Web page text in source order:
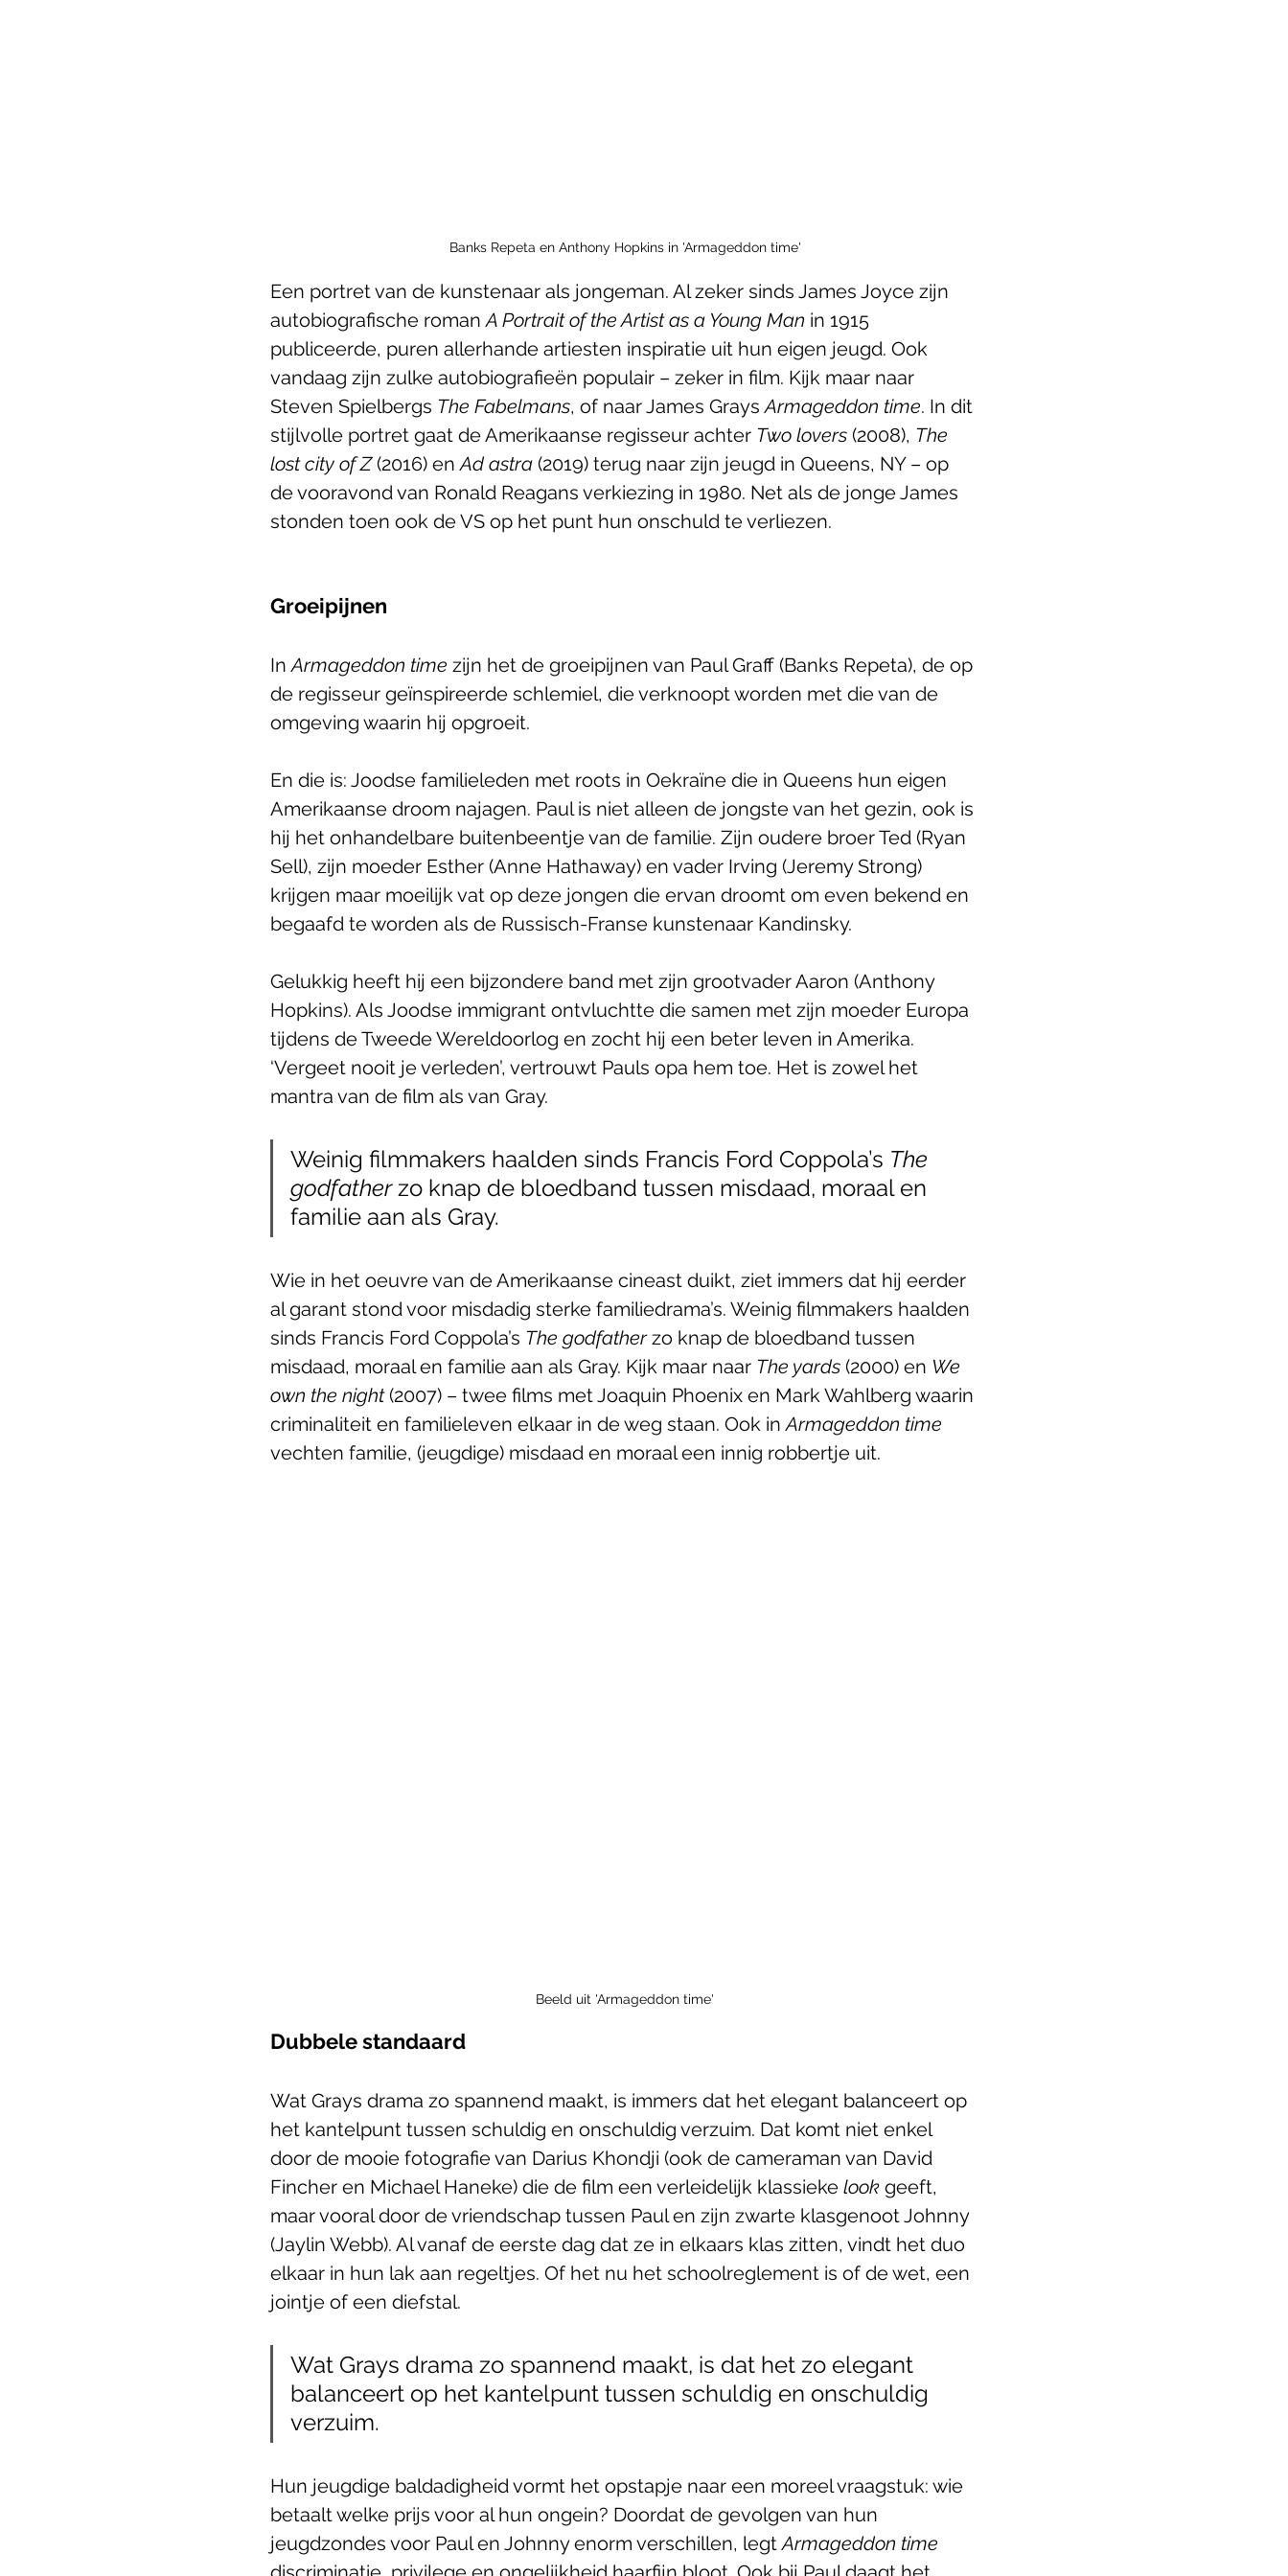
Banks Repeta en Anthony Hopkins in 'Armageddon time'
Een portret van de kunstenaar als jongeman. Al zeker sinds James Joyce zijn
autobiografische roman A Portrait of the Artist as a Young Man in 1915
publiceerde, puren allerhande artiesten inspiratie uit hun eigen jeugd. Ook
vandaag zijn zulke autobiografieën populair – zeker in film. Kijk maar naar
Steven Spielbergs The Fabelmans, of naar James Grays Armageddon time. In dit
stijlvolle portret gaat de Amerikaanse regisseur achter Two lovers (2008), The
lost city of Z (2016) en Ad astra (2019) terug naar zijn jeugd in Queens, NY – op
de vooravond van Ronald Reagans verkiezing in 1980. Net als de jonge James
stonden toen ook de VS op het punt hun onschuld te verliezen.
Groeipijnen
In Armageddon time zijn het de groeipijnen van Paul Graff (Banks Repeta), de op
de regisseur geïnspireerde schlemiel, die verknoopt worden met die van de
omgeving waarin hij opgroeit.
En die is: Joodse familieleden met roots in Oekraïne die in Queens hun eigen
Amerikaanse droom najagen. Paul is niet alleen de jongste van het gezin, ook is
hij het onhandelbare buitenbeentje van de familie. Zijn oudere broer Ted (Ryan
Sell), zijn moeder Esther (Anne Hathaway) en vader Irving (Jeremy Strong)
krijgen maar moeilijk vat op deze jongen die ervan droomt om even bekend en
begaafd te worden als de Russisch-Franse kunstenaar Kandinsky.
Gelukkig heeft hij een bijzondere band met zijn grootvader Aaron (Anthony
Hopkins). Als Joodse immigrant ontvluchtte die samen met zijn moeder Europa
tijdens de Tweede Wereldoorlog en zocht hij een beter leven in Amerika.
‘Vergeet nooit je verleden’, vertrouwt Pauls opa hem toe. Het is zowel het
mantra van de film als van Gray.
Weinig filmmakers haalden sinds Francis Ford Coppola’s The
godfather zo knap de bloedband tussen misdaad, moraal en
familie aan als Gray.
Wie in het oeuvre van de Amerikaanse cineast duikt, ziet immers dat hij eerder
al garant stond voor misdadig sterke familiedrama’s. Weinig filmmakers haalden
sinds Francis Ford Coppola’s The godfather zo knap de bloedband tussen
misdaad, moraal en familie aan als Gray. Kijk maar naar The yards (2000) en We
own the night (2007) – twee films met Joaquin Phoenix en Mark Wahlberg waarin
criminaliteit en familieleven elkaar in de weg staan. Ook in Armageddon time
vechten familie, (jeugdige) misdaad en moraal een innig robbertje uit.
Beeld uit 'Armageddon time'
Dubbele standaard
Wat Grays drama zo spannend maakt, is immers dat het elegant balanceert op
het kantelpunt tussen schuldig en onschuldig verzuim. Dat komt niet enkel
door de mooie fotografie van Darius Khondji (ook de cameraman van David
Fincher en Michael Haneke) die de film een verleidelijk klassieke look geeft,
maar vooral door de vriendschap tussen Paul en zijn zwarte klasgenoot Johnny
(Jaylin Webb). Al vanaf de eerste dag dat ze in elkaars klas zitten, vindt het duo
elkaar in hun lak aan regeltjes. Of het nu het schoolreglement is of de wet, een
jointje of een diefstal.
Wat Grays drama zo spannend maakt, is dat het zo elegant
balanceert op het kantelpunt tussen schuldig en onschuldig
verzuim.
Hun jeugdige baldadigheid vormt het opstapje naar een moreel vraagstuk: wie
betaalt welke prijs voor al hun ongein? Doordat de gevolgen van hun
jeugdzondes voor Paul en Johnny enorm verschillen, legt Armageddon time